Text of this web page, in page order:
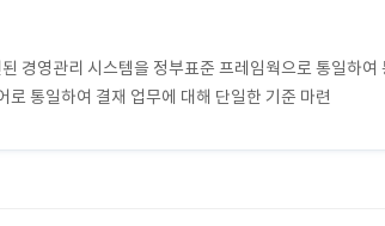
경영관리 시스템을 정부표준 프레임웍으로 통일하여
로 통일하여 결재 업무에 대해 단일한 기준 마련